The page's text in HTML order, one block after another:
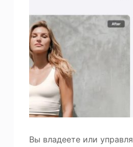
Вы владеете или